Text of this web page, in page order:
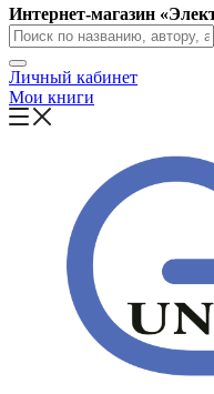
Интернет-магазин
Личный кабинет
Мои книги